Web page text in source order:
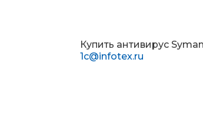
Купить антивирус
1c@infotex.ru